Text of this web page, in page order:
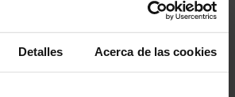
Detalles Acerca de las cookies
cuando se encuentran en
De este modo, el informe
más de una de cada cuatro